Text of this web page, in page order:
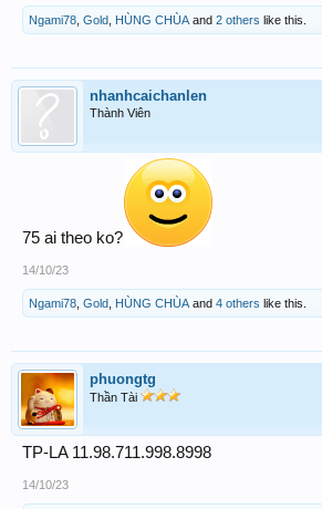
Ngami78 Gold HÙNG CHÙA and 2 others like this.
nhanhcaichanlen
Thành Viên
75 ai theo ko?
14/10/23
Ngami78 Gold HÙNG CHÙA and 4 others like this.
phuongtg
Thần Tài
TP-LA 11.98.711.998.8998
14/10/23